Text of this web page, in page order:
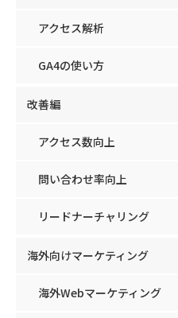
アクセス解析
GA4の使い方
改善編
アクセス数向上
問い合わせ率向上
リードナーチャリング
海外向けマーケティング
海外Webマーケティング